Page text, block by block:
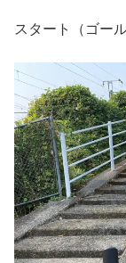
スタート（ゴー